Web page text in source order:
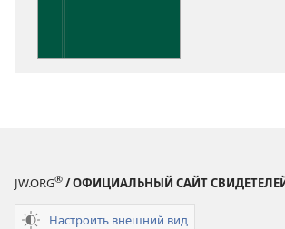
JW.ORG® / ОФИЦИАЛЬНЫЙ САЙТ
Настроить внешний вид